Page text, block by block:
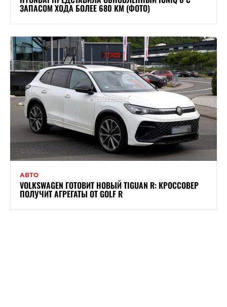
ЗАПАСОМ ХОДА БОЛЕЕ 680 КМ (ФОТО)
АВТО
VOLKSWAGEN ГОТОВИТ НОВЫЙ TIGUAN R: КРОССОВЕР
ПОЛУЧИТ АГРЕГАТЫ ОТ GOLF R